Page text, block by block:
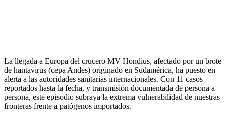
La llegada a Europa del crucero MV Hondius, afectado por un brote
de hantavirus (cepa Andes) originado en Sudamérica, ha puesto en
alerta a las autoridades sanitarias internacionales. Con 11 casos
reportados hasta la fecha, y transmisión documentada de persona a
persona, este episodio subraya la extrema vulnerabilidad de nuestras
fronteras frente a patógenos importados.